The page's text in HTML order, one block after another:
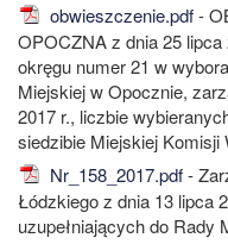
obwieszczenie.pdf-
OPOCZNA z dnia 25
okręgu numer 21 w
Miejskiej w Opocznie,
2017 r., liczbie
siedzibie Miejskiej Komisji
Nr_158_2017.pdf-
Łódzkiego z dnia 13 lipca
uzupełniających do Rady